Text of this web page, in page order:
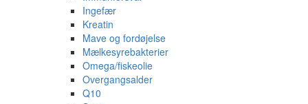
Ingefær
Kreatin
Mave og fordøjelse
Mælkesyrebakterier
Omega/fiskeolie
Overgangsalder
Q10